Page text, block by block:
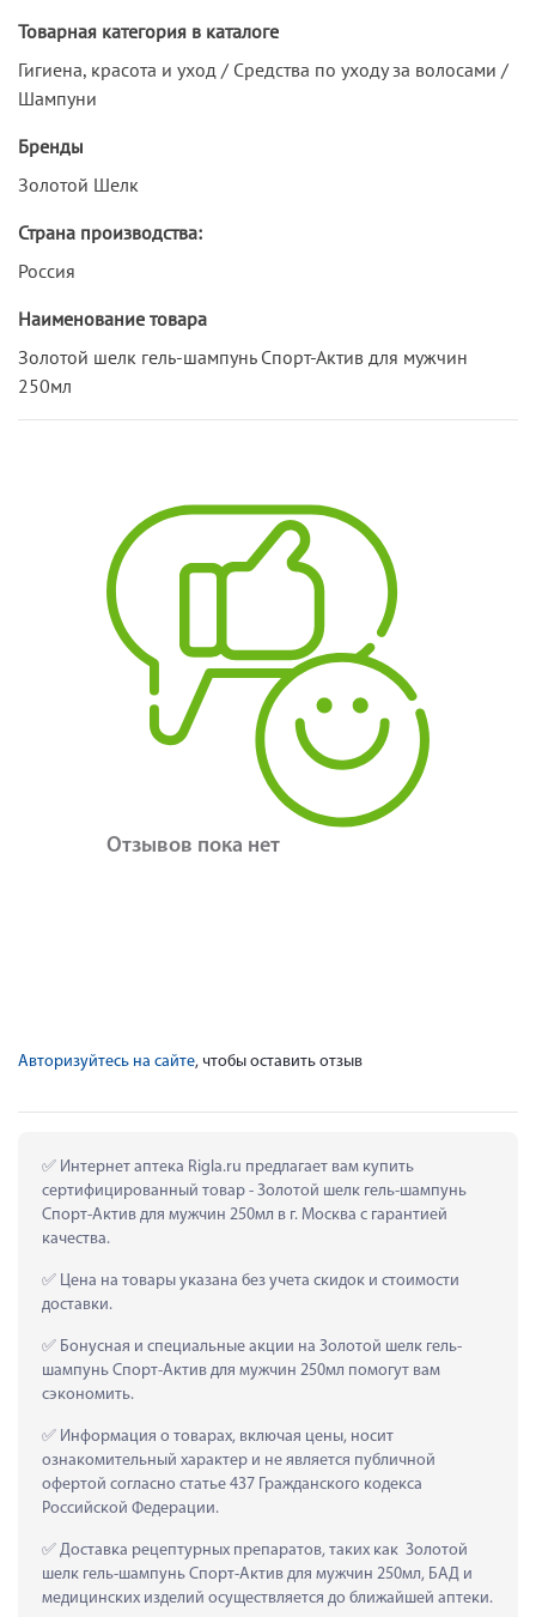
Товарная категория в каталоге
Гигиена, красота и уход / Средства по уходу за волосами /
Шампуни
Бренды
Золотой Шелк
Страна производства:
Россия
Наименование товара
Золотой шелк гель-шампунь Спорт-Актив для мужчин
250мл
Отзывов пока нет
Авторизуйтесь на сайте, чтобы оставить отзыв
Интернет аптека Rigla.ru предлагает вам купить
сертифицированный товар - Золотой шелк гель-шампунь
Спорт-Актив для мужчин 250мл в г. Москва с гарантией
качества.
Цена на товары указана без учета скидок и стоимости
доставки.
Бонусная и специальные акции на Золотой шелк гель-
шампунь Спорт-Актив для мужчин 250мл помогут вам
сэкономить.
Информация о товарах, включая цены, носит
ознакомительный характер и не является публичной
офертой согласно статье 437 Гражданского кодекса
Российской Федерации.
Доставка рецептурных препаратов, таких как  Золотой
шелк гель-шампунь Спорт-Актив для мужчин 250мл, БАД и
медицинских изделий осуществляется до ближайшей аптеки.